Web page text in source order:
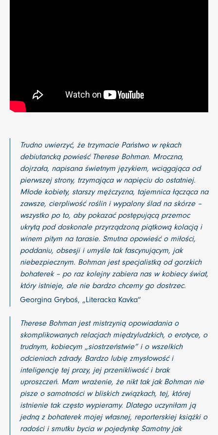
Trudno uwierzyć, że trzymacie Państwo w rękach
debiutancką powieść Therese Bohman. Mroczna,
dojrzała, napisana świetnym językiem, wciągająca od
pierwszej strony, trzymająca w napięciu do ostatniej.
Młode kobiety, starszy mężczyzna, tajemnica łącząca na
zawsze, cierpliwość roślin i wypalony ślad na skórze –
wszystko po to, aby pokazać postępującą przemoc
ukrytą pod doskonale przyrządzoną piątkową kolacją i
winem pitym na tarasie. Smutna opowieść o miłości,
poddaniu, obsesji i umyśle tak fascynującym, jak
niebezpiecznym. Bohman jest specjalistką od gorzkich
bohaterek – po raz kolejny zabiera nas w kobiecy świat,
który istnieje, ale nie bardzo chcemy go dostrzec.
Georgina Gryboś, „Literacka Kavka”
Therese Bohman jest mistrzynią opowiadania o
skomplikowanych relacjach międzyludzkich, o erotyce, o
trudnym, kobiecym „siostrzeństwie” i o wszelkich
odcieniach zdrady. Bardzo lubię zmysłowość i
inteligencję tej prozy, jej przenikliwość i brak
uproszczeń. Mam wrażenie, że nikt tak jak Bohman nie
pisze o samotności w bliskich związkach, tej, której
istnienie tak często wypieramy. Dlatego uczyniłam ją
jedną z bohaterek mojej własnej, reporterskiej książki o
radości i smutku bycia w pojedynkę Samotny jak